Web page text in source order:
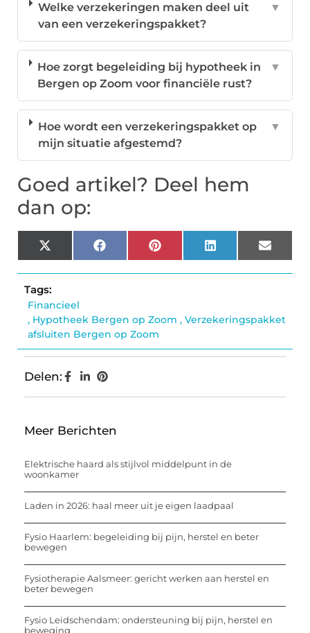
Welke verzekeringen maken deel uit
van een verzekeringspakket?
▼
Hoe zorgt begeleiding bij hypotheek in
Bergen op Zoom voor financiële rust?
▼
Hoe wordt een verzekeringspakket op
mijn situatie afgestemd?
▼
Goed artikel? Deel hem
dan op:
X
(Twitter)
FacebookPinterestLinkedIn Email
Tags:
Financieel
, Hypotheek Bergen op Zoom , Verzekeringspakket
afsluiten Bergen op Zoom
Delen:
Meer Berichten
Elektrische haard als stijlvol middelpunt in de
woonkamer
Laden in 2026: haal meer uit je eigen laadpaal
Fysio Haarlem: begeleiding bij pijn, herstel en beter
bewegen
Fysiotherapie Aalsmeer: gericht werken aan herstel en
beter bewegen
Fysio Leidschendam: ondersteuning bij pijn, herstel en
beweging